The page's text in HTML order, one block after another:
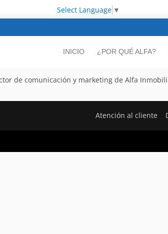
Select Language ▼
INICIO ¿POR QUÉ ALFA?
de comunicación y marketing de Alfa
Atención al cliente